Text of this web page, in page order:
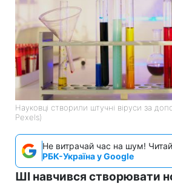
Науковці створили штучні віруси за
Pexels)
Не витрачай час на шум! Читай
РБК-Україна у Google
ШІ навчився створювати